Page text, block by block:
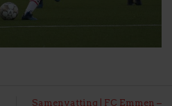
Samenvatting | FC Emmen –